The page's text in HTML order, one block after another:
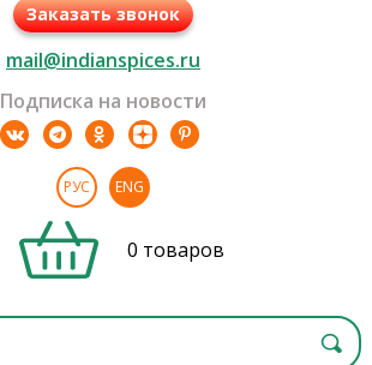
Заказать звонок
mail@indianspices.ru
Подписка на новости
РУС ENG
0 товаров